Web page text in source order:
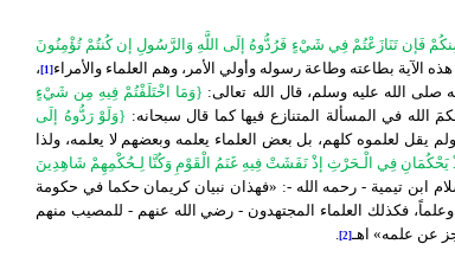
مِنكُمْ فَإن تَنَازَعْتُمْ فِي شَيْءٍ فَرُدُّوهُ إلَى اللَّهِ وَالرَّسُولِ إن كُنتُمْ تُؤْمِنُونَ
[1]
،
الله عليه وسلم، قال الله تعالى: {وَمَا اخْتَلَفْتُمْ فِيهِ مِن شَيْءٍ
{وَلَوْ رَدُّوهُ إلَى
83]، ولم يقل لعلموه كلهم، بل بعض العلماء يعلمه وبعضهم لا يعلمه، ولذا
يَحْكُمَانِ فِي الْـحَرْثِ إذْ نَفَشَتْ فِيهِ غَنَمُ الْقَوْمِ وَكُنَّا لِـحُكْمِهِمْ شَاهِدِينَ
قال شيخ الإسلام ابن تيمية - رحمه الله -: «فهذان نبيان كريمان حكما في حكومة
فكذلك العلماء المجتهدون - رضي الله عنهم - للمصيب منهم
عن علمه» اهـ[2]